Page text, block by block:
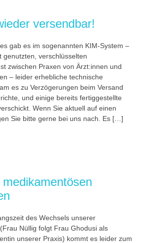
versendbar!
gab es im sogenannten KIM-System –
genutzten, verschlüsselten
zwischen Praxen von Ärzt:innen und
– leider erhebliche technische
es zu Verzögerungen beim Versand
und einige bereits fertiggestellte
Wenn Sie aktuell auf einen
Sie bitte gerne bei uns nach. Es […]
des Wechsels unserer
Nüllig folgt Frau Ghodusi als
unserer Praxis) kommt es leider zum